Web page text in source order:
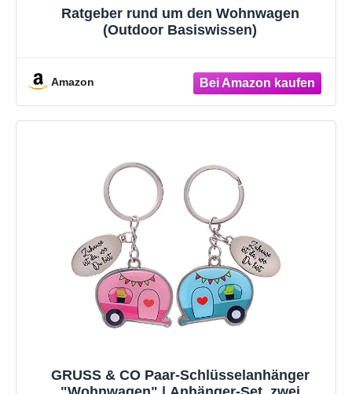
Ratgeber rund um den Wohnwagen
(Outdoor Basiswissen)
Amazon
GRUSS & CO Paar-Schlüsselanhänger